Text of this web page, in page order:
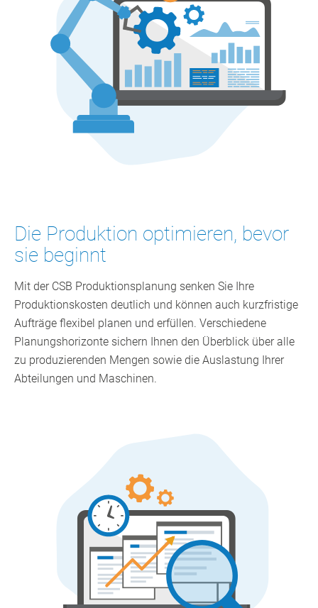
Die Produktion optimieren, bevor
sie beginnt
Mit der CSB Produktionsplanung senken Sie Ihre
Produktionskosten deutlich und können auch kurzfristige
Aufträge flexibel planen und erfüllen. Verschiedene
Planungshorizonte sichern Ihnen den Überblick über alle
zu produzierenden Mengen sowie die Auslastung Ihrer
Abteilungen und Maschinen.